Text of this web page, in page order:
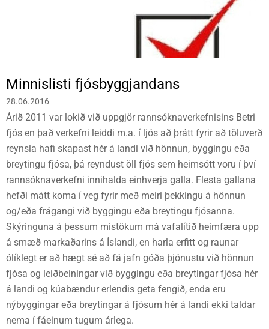
Minnislisti fjósbyggjandans
28.06.2016
Árið 2011 var lokið við uppgjör rannsóknaverkefnisins Betri
fjós en það verkefni leiddi m.a. í ljós að þrátt fyrir að töluverð
reynsla hafi skapast hér á landi við hönnun, byggingu eða
breytingu fjósa, þá reyndust öll fjós sem heimsótt voru í því
rannsóknaverkefni innihalda einhverja galla. Flesta gallana
hefði mátt koma í veg fyrir með meiri þekkingu á hönnun
og/eða frágangi við byggingu eða breytingu fjósanna.
Skýringuna á þessum mistökum má vafalítið heimfæra upp
á smæð markaðarins á Íslandi, en harla erfitt og raunar
ólíklegt er að hægt sé að fá jafn góða þjónustu við hönnun
fjósa og leiðbeiningar við byggingu eða breytingar fjósa hér
á landi og kúabændur erlendis geta fengið, enda eru
nýbyggingar eða breytingar á fjósum hér á landi ekki taldar
nema í fáeinum tugum árlega.